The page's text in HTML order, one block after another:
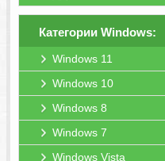
Категории Windows:
Windows 11
Windows 10
Windows 8
Windows 7
Windows Vista